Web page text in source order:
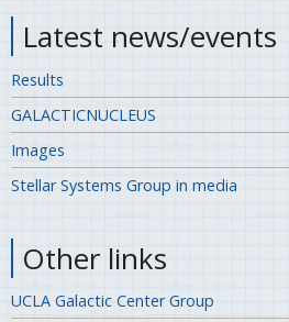
Latest news/events
Results
GALACTICNUCLEUS
Images
Stellar Systems Group in media
Other links
UCLA Galactic Center Group